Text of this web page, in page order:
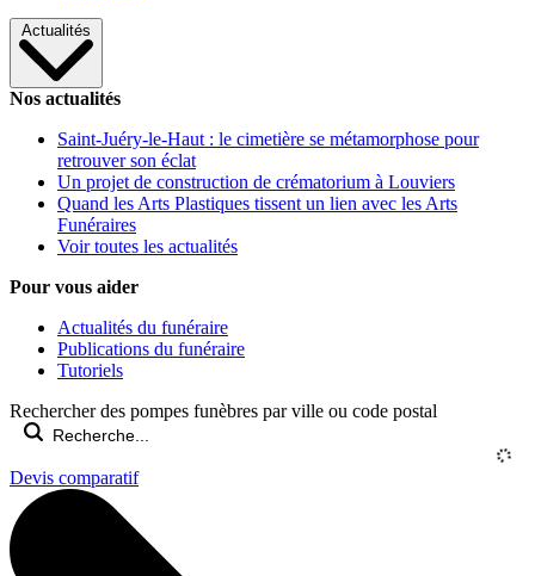
Actualités
Nos actualités
Saint-Juéry-le-Haut : le cimetière se métamorphose pour
retrouver son éclat
Un projet de construction de crématorium à Louviers
Quand les Arts Plastiques tissent un lien avec les Arts
Funéraires
Voir toutes les actualités
Pour vous aider
Actualités du funéraire
Publications du funéraire
Tutoriels
Rechercher des pompes funèbres par ville ou code postal
Devis comparatif